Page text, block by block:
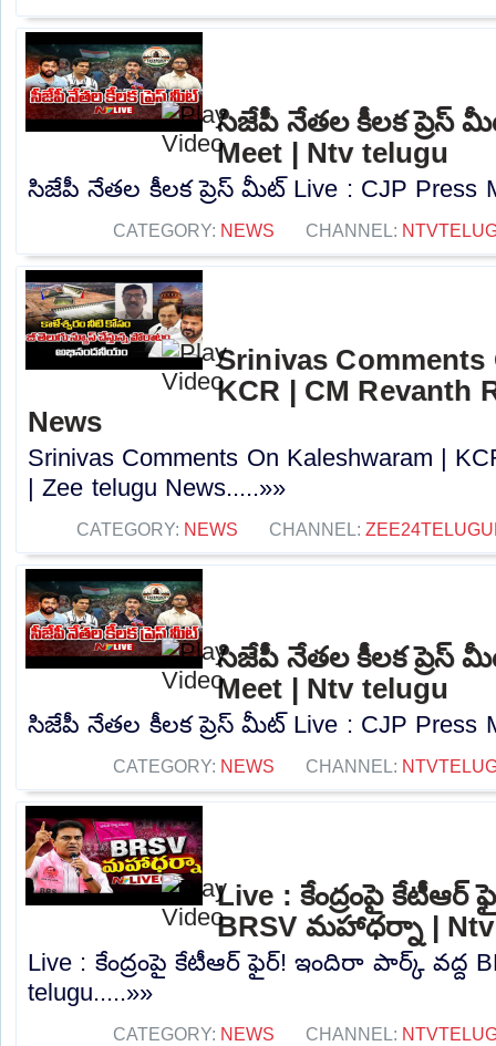
సిజేపీ నేతల కీలక ప్రెస్
Meet | Ntv telugu
సిజేపీ నేతల కీలక ప్రెస్ మీట్ Live : CJP Press
CATEGORY: NEWS CHANNEL:
Srinivas Comments
KCR | CM Revanth
News
Srinivas Comments On Kaleshwaram |
| Zee telugu News.....»»
CATEGORY: NEWS CHANNEL:
సిజేపీ నేతల కీలక ప్రెస్
Meet | Ntv telugu
సిజేపీ నేతల కీలక ప్రెస్ మీట్ Live : CJP Press
CATEGORY: NEWS CHANNEL:
Live : కేంద్రంపై కేటీఆర్
BRSV మహాధర్నా |
Live : కేంద్రంపై కేటీఆర్ ఫైర్! ఇందిరా పార్క్ వద్ద
telugu.....»»
CATEGORY: NEWS CHANNEL: